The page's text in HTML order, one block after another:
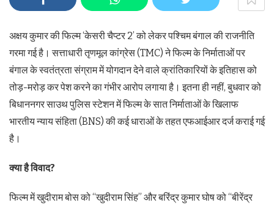
अक्षय कुमार की फिल्म ‘केसरी चैप्टर 2’ को लेकर पश्चिम बंगाल की राजनीति
गरमा गई है। सत्ताधारी तृणमूल कांग्रेस (TMC) ने फिल्म के निर्माताओं पर
बंगाल के स्वतंत्रता संग्राम में योगदान देने वाले क्रांतिकारियों के इतिहास को
तोड़-मरोड़ कर पेश करने का गंभीर आरोप लगाया है। इतना ही नहीं, बुधवार को
बिधाननगर साउथ पुलिस स्टेशन में फिल्म के सात निर्माताओं के खिलाफ
भारतीय न्याय संहिता (BNS) की कई धाराओं के तहत एफआईआर दर्ज कराई गई
है।
क्या है विवाद?
फिल्म में खुदीराम बोस को “खुदीराम सिंह” और बरिंद्र कुमार घोष को “बीरेंद्र